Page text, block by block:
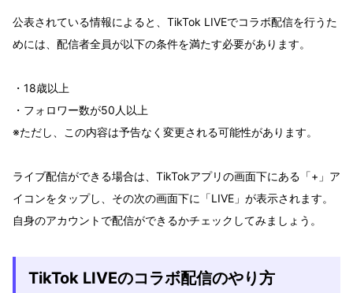
公表されている情報によると、TikTok LIVEでコラボ配信を行うた
めには、配信者全員が以下の条件を満たす必要があります。
・18歳以上
・フォロワー数が50人以上
※ただし、この内容は予告なく変更される可能性があります。
ライブ配信ができる場合は、TikTokアプリの画面下にある「+」ア
イコンをタップし、その次の画面下に「LIVE」が表示されます。
自身のアカウントで配信ができるかチェックしてみましょう。
TikTok LIVEのコラボ配信のやり方